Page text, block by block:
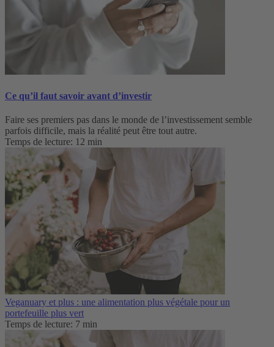
Ce qu’il faut savoir avant d’investir
Faire ses premiers pas dans le monde de l’investissement semble
parfois difficile, mais la réalité peut être tout autre.
Temps de lecture: 12 min
Veganuary et plus : une alimentation plus végétale pour un
portefeuille plus vert
Temps de lecture: 7 min